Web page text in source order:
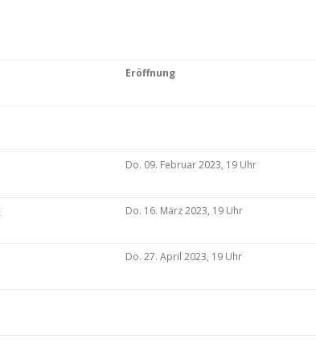
Eröffnung
Do. 09. Februar 2023, 19 Uhr
Do. 16. März 2023, 19 Uhr
Do. 27. April 2023, 19 Uhr